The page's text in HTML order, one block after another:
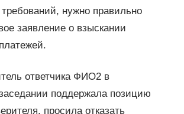
нужно правильно
заявление о взыскании
ответчика ФИО2 в
поддержала позицию
просила отказать